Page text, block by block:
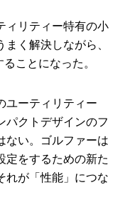
ィリティー特有の小
く解決しながら、
ことになった。
ユーティリティー
パクトデザインのフ
ない。ゴルファーは
定をするための新た
れが「性能」につな